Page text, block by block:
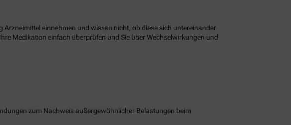
einnehmen und wissen nicht, ob diese sich untereinander
Medikation einfach überprüfen und Sie über Wechselwirkungen und
zum Nachweis außergewöhnlicher Belastungen beim